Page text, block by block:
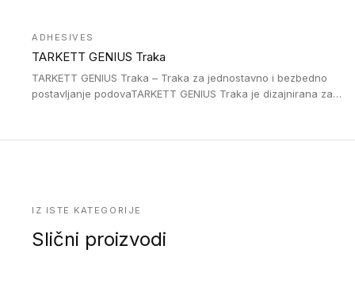
uglom, sa poluprečnikom savijanja od 2R za stepenice više od
16 cm. Poste i verzije od aluminijuma za oblasti pod visokim
opterećenjem. Postavljaju se na postojeći pod. Veoma su
ADHESIVES
TARKETT GENIUS Traka
TARKETT GENIUS Traka – Traka za jednostavno i bezbedno
postavljanje podovaTARKETT GENIUS Traka je dizajnirana za
IZ ISTE KATEGORIJE
Slični proizvodi